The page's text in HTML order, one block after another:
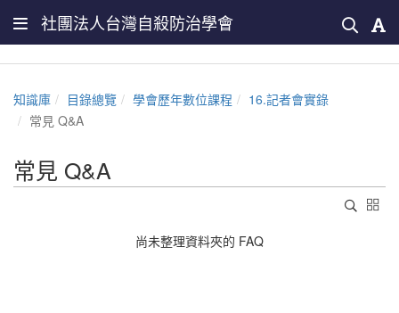
社團法人台灣自殺防治學會
知識庫 目錄總覽 學會歷年數位課程
16.記者會實錄
常見 Q&A
常見 Q&A
尚未整理資料夾的 FAQ